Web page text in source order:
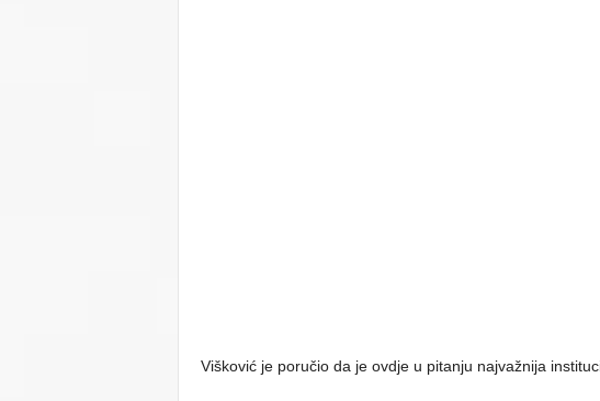
Višković je poručio da je ovdje u pitanju najvažnija